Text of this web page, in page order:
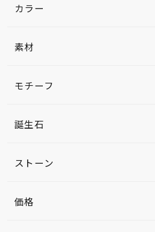
カラー
素材
モチーフ
誕生石
ストーン
価格